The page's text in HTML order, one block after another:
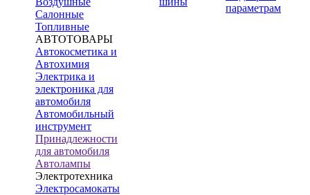
Салонные
Топливные
АВТОТОВАРЫ
Автокосметика и
Автохимия
Электрика и
электроника для
автомобиля
Автомобильный
инструмент
Принадлежности
для автомобиля
Автолампы
Электротехника
Электросамокаты
параметрам